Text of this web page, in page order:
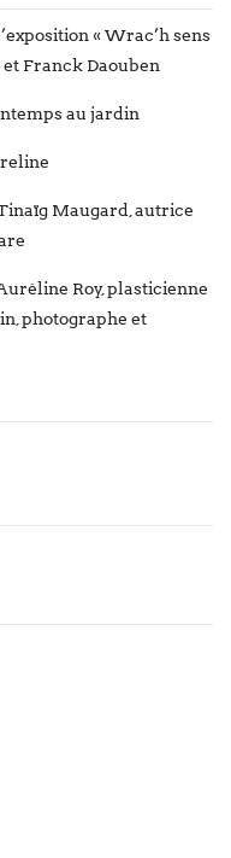
« Wrac’h sens
et Franck Daouben
au jardin
Maugard, autrice
Roy, plasticienne
photographe et